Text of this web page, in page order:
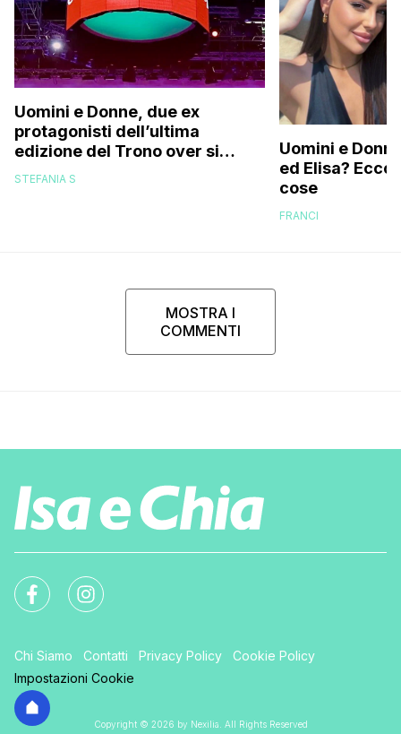
Uomini e Donne, due ex
protagonisti dell’ultima
edizione del Trono over si
stanno frequentando fuori dal
STEFANIA S
Uomini e
ed Elisa? Ecco
cose
FRANCI
MOSTRA I
COMMENTI
Chi Siamo Contatti Privacy Policy
Cookie Policy
Impostazioni Cookie
Copyright © 2026 by Nexilia. All Rights Reserved